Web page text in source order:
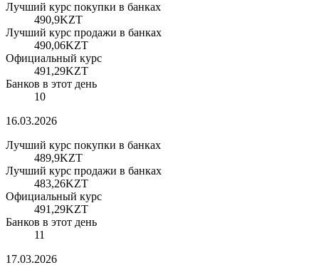
Лучший курс покупки в банках
490,9KZT
Лучший курс продажи в банках
490,06KZT
Официальный курс
491,29KZT
Банков в этот день
10
16.03.2026
Лучший курс покупки в банках
489,9KZT
Лучший курс продажи в банках
483,26KZT
Официальный курс
491,29KZT
Банков в этот день
11
17.03.2026